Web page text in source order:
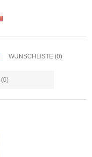
WUNSCHLISTE (0)
(0)